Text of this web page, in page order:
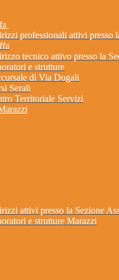
professionali attivi presso
tecnico attivo presso la
e strutture
di Via Dogali
Serali
Territoriale Servizi
attivi presso la Sezione
e strutture Marazzi